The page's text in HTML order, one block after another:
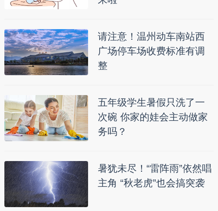
请注意！温州动车南站西
广场停车场收费标准有调
整
五年级学生暑假只洗了一
次碗 你家的娃会主动做家
务吗？
暑犹未尽！“雷阵雨”依然唱
主角 “秋老虎”也会搞突袭